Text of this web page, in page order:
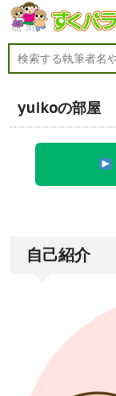
yuikoの部屋
自己紹介